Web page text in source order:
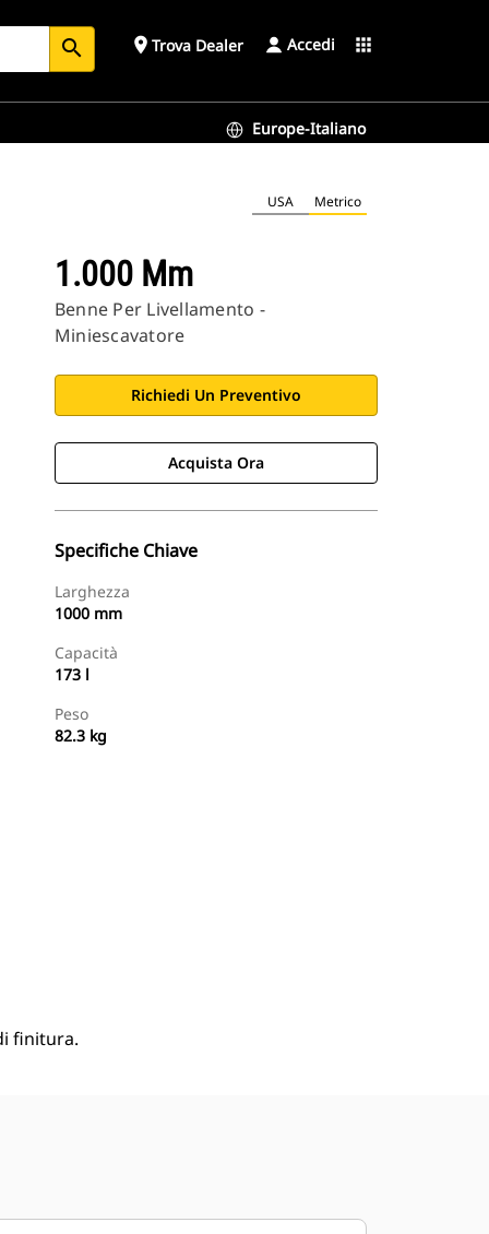
search place Trova Dealer Accedi apps
Europe-Italiano
USA Metrico
1.000 Mm
Benne Per Livellamento -
Miniescavatore
Richiedi Un Preventivo
Acquista Ora
Specifiche Chiave
Larghezza
1000 mm
Capacità
173 l
Peso
82.3 kg
finitura.